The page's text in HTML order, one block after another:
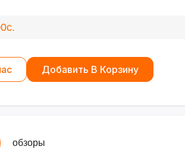
Добавить В Корзину
обзоры